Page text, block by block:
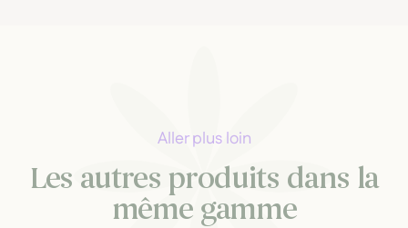
Aller plus loin
Les autres produits dans la
même gamme